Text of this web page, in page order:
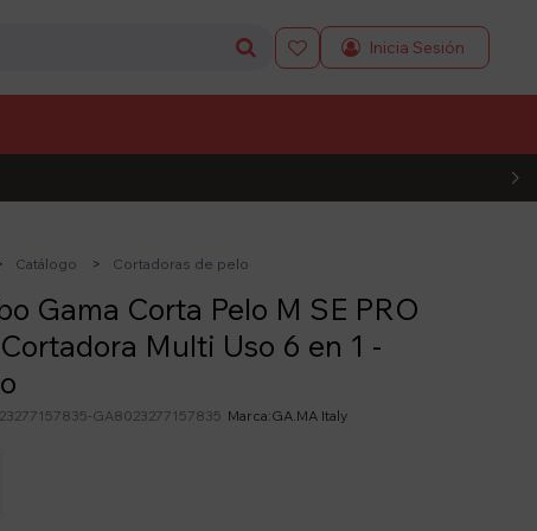

CÓDIGO
Catálogo Cortadoras de pelo
Gama Corta Pelo M SE PRO
Multi Uso 6 en 1 -
GA8023277157835 GA.MA Italy